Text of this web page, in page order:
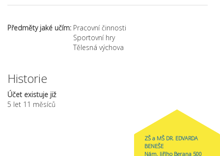
Předměty jaké učím: Pracovní činnosti
Sportovní hry
Tělesná výchova
Historie
Účet existuje již
5 let 11 měsíců
ZŠ a MŠ DR. EDVARDA
BENEŠE
Nám. Jiřího Berana 500